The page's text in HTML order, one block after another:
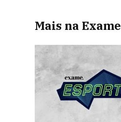
Mais na Exame